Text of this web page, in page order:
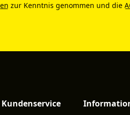
zur Kenntnis genommen und die